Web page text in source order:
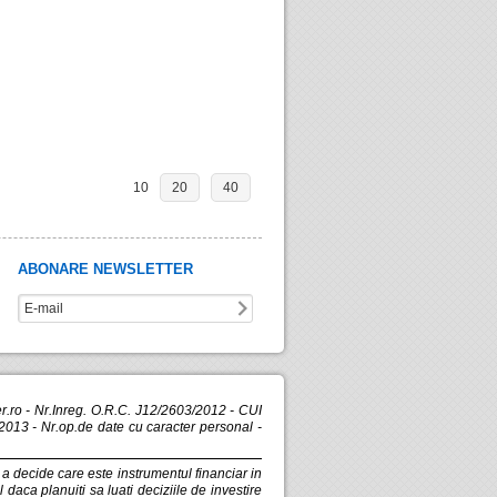
10 20 40
ABONARE NEWSLETTER
- Nr.Inreg. O.R.C. J12/2603/2012 - CUI
- Nr.op.de date cu caracter personal -
decide care este instrumentul financiar in
daca planuiti sa luati deciziile de investire